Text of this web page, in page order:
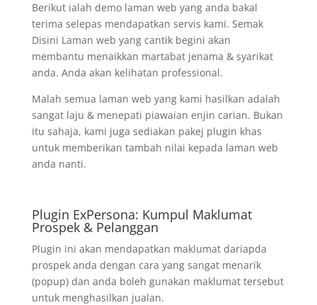
Berikut ialah demo laman web yang anda bakal
terima selepas mendapatkan servis kami. Semak
Disini Laman web yang cantik begini akan
membantu menaikkan martabat jenama & syarikat
anda. Anda akan kelihatan professional.
Malah semua laman web yang kami hasilkan adalah
sangat laju & menepati piawaian enjin carian. Bukan
itu sahaja, kami juga sediakan pakej plugin khas
untuk memberikan tambah nilai kepada laman web
anda nanti.
Plugin ExPersona: Kumpul Maklumat
Prospek & Pelanggan
Plugin ini akan mendapatkan maklumat dariapda
prospek anda dengan cara yang sangat menarik
(popup) dan anda boleh gunakan maklumat tersebut
untuk menghasilkan jualan.